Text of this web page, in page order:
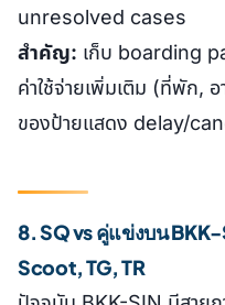
unresolved cases
สำคัญ: เก็บ boarding
ค่าใช้จ่ายเพิ่มเติม (ที่พัก,
ของป้ายแสดง delay/
8. SQ vs คู่แข่งบน
Scoot, TG, TR